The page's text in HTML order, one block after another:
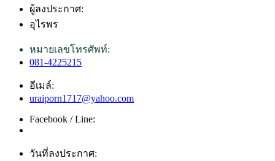
ผู้ลงประกาศ:
อุไรพร
หมายเลขโทรศัพท์:
081-4225215
อีเมล์:
uraiporn1717@yahoo.com
Facebook / Line:
วันที่ลงประกาศ: